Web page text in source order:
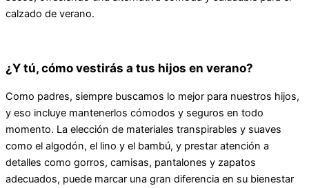
calzado de verano.
¿Y tú, cómo vestirás a tus hijos en verano?
Como padres, siempre buscamos lo mejor para nuestros hijos,
y eso incluye mantenerlos cómodos y seguros en todo
momento. La elección de materiales transpirables y suaves
como el algodón, el lino y el bambú, y prestar atención a
detalles como gorros, camisas, pantalones y zapatos
adecuados, puede marcar una gran diferencia en su bienestar